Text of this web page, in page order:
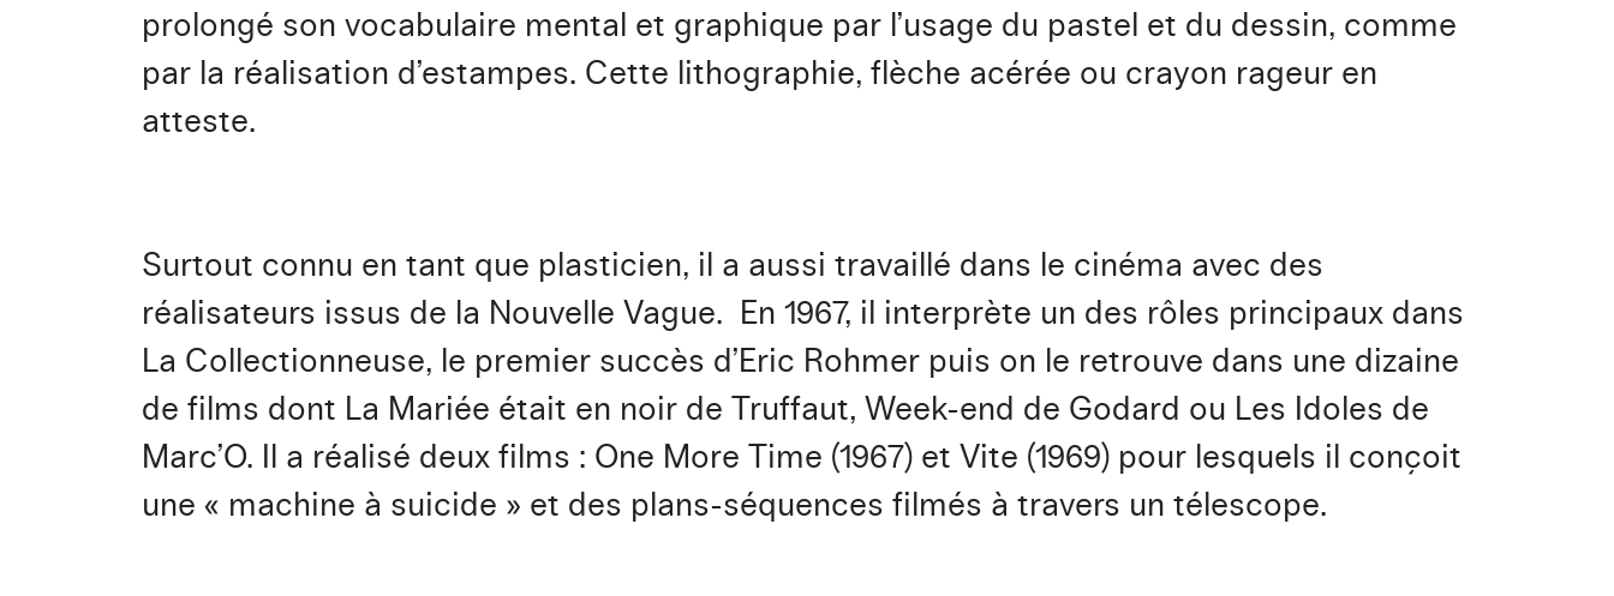
prolongé son vocabulaire mental et graphique par l’usage du pastel et du dessin, comme
par la réalisation d’estampes. Cette lithographie, flèche acérée ou crayon rageur en
atteste.
Surtout connu en tant que plasticien, il a aussi travaillé dans le cinéma avec des
réalisateurs issus de la Nouvelle Vague. En 1967, il interprète un des rôles principaux dans
La Collectionneuse, le premier succès d’Eric Rohmer puis on le retrouve dans une dizaine
de films dont La Mariée était en noir de Truffaut, Week-end de Godard ou Les Idoles de
Marc’O. Il a réalisé deux films : One More Time (1967) et Vite (1969) pour lesquels il conçoit
une « machine à suicide » et des plans-séquences filmés à travers un télescope.